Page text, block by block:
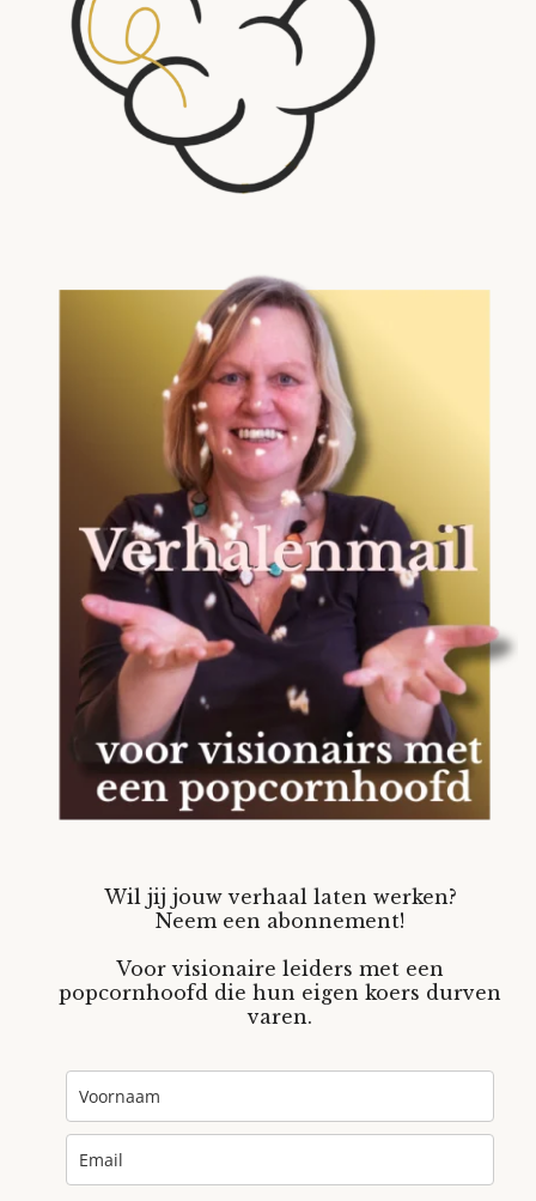
Wil jij jouw verhaal laten werken?
Neem een abonnement!
Voor visionaire leiders met een
popcornhoofd die hun eigen koers durven
varen.